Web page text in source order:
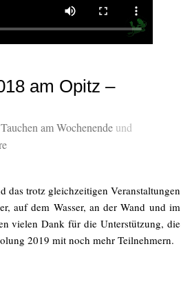
am Opitz –
Tauchen am Wochenende und
das trotz gleichzeitigen Veranstaltungen
auf dem Wasser, an der Wand und im
vielen Dank für die Unterstützung, die
2019 mit noch mehr Teilnehmern.